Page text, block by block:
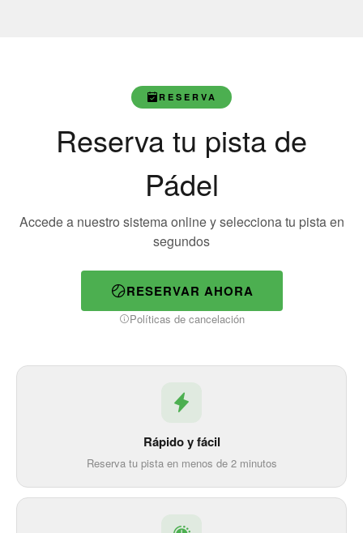
RESERVA
Reserva tu pista de
Pádel
Accede a nuestro sistema online y selecciona tu pista en
segundos
RESERVAR AHORA
Políticas de cancelación
Rápido y fácil
Reserva tu pista en menos de 2 minutos